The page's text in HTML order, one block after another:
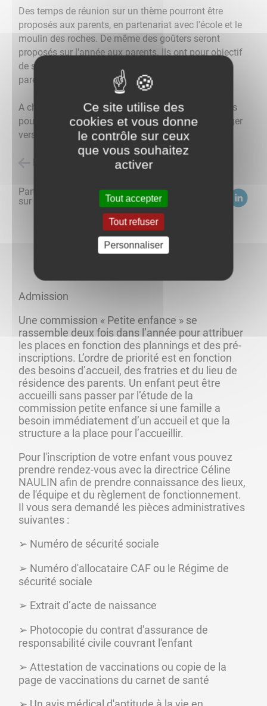
Des temps de réunion sur un thème pourront être
proposés aux parents, en partenariat avec l'école et le
moulin des roches. De même des goûters seront
proposés sur l'année aux parents. Ils ont pour objectif
de se rencontrer et d'échanger entre parents, entre
parents et professionnels dans un autre contexte.
A chaque accueil, les professionnels seront présents
pour répondre aux questions des parents et les diriger
vers le référent technique lorsque cela le nécessite.​​​​​​
Partagez
sur :
Admission
Une commission « Petite enfance » se
rassemble deux fois dans l’année pour attribuer
les places en fonction des plannings et des pré-
inscriptions. L’ordre de priorité est en fonction
des besoins d’accueil, des fratries et du lieu de
résidence des parents. Un enfant peut être
accueilli sans passer par l’étude de la
commission petite enfance si une famille a
besoin immédiatement d’un accueil et que la
structure a la place pour l’accueillir.
Pour l'inscription de votre enfant vous pouvez
prendre rendez-vous avec la directrice Céline
NAULIN afin de prendre connaissance des lieux,
de l'équipe et du règlement de fonctionnement.
Il vous sera demandé les pièces administratives
suivantes :
➢ Numéro de sécurité sociale
➢ Numéro d'allocataire CAF ou le Régime de
sécurité sociale
➢ Extrait d’acte de naissance
➢ Photocopie du contrat d'assurance de
responsabilité civile couvrant l'enfant
➢ Attestation de vaccinations ou copie de la
page de vaccinations du carnet de santé
Ce site utilise des
cookies et vous donne
le contrôle sur ceux
que vous souhaitez
activer
Tout accepter
Tout refuser
Personnaliser